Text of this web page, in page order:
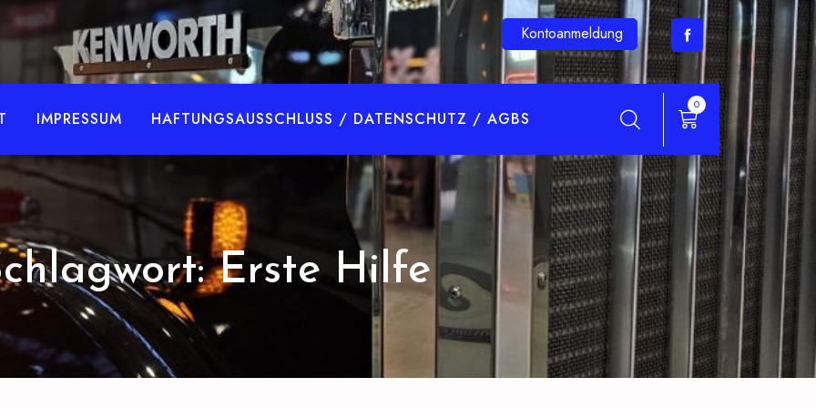
BKFVerlag.de
Kontoanmeldung
IMPRESSUM HAFTUNGSAUSSCHLUSS / DATENSCHUTZ / AGBS
0
Erste Hilfe